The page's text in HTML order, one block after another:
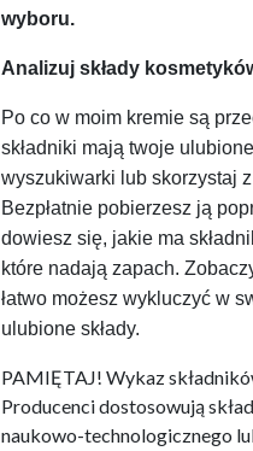
wyboru.
Analizuj składy
Po co w moim kremie są
składniki mają twoje
wyszukiwarki lub skorzystaj
Bezpłatnie pobierzesz ją
dowiesz się, jakie ma
które nadają zapach.
łatwo możesz wykluczyć w
ulubione składy.
PAMIĘTAJ! Wykaz
Producenci dostosowują
naukowo-technologicznego